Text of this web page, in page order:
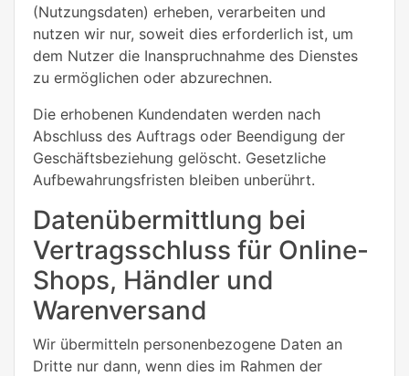
(Nutzungsdaten) erheben, verarbeiten und
nutzen wir nur, soweit dies erforderlich ist, um
dem Nutzer die Inanspruchnahme des Dienstes
zu ermöglichen oder abzurechnen.
Die erhobenen Kundendaten werden nach
Abschluss des Auftrags oder Beendigung der
Geschäftsbeziehung gelöscht. Gesetzliche
Aufbewahrungsfristen bleiben unberührt.
Datenübermittlung bei
Vertragsschluss für Online-
Shops, Händler und
Warenversand
Wir übermitteln personenbezogene Daten an
Dritte nur dann, wenn dies im Rahmen der